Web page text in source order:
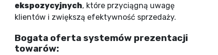
ekspozycyjnych, które przyciągną uwagę
klientów i zwiększą efektywność sprzedaży.
Bogata oferta systemów prezentacji
towarów: